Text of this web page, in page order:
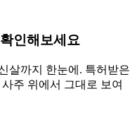
인해보세요
살까지 한눈에. 특허받은
주 위에서 그대로 보여